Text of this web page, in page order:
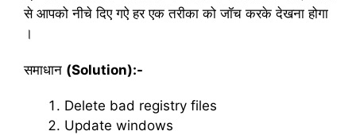
से आपको नीचे दिए गऐ हर एक तरीका को जॉच करके देखना होगा
।
समाधान (Solution):-
Delete bad registry files
Update windows